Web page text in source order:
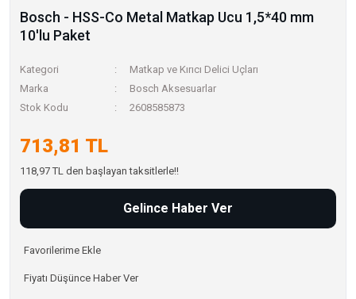
Bosch - HSS-Co Metal Matkap Ucu 1,5*40 mm
10'lu Paket
Kategori
Matkap ve Kırıcı Delici Uçları
Marka
Bosch Aksesuarlar
Stok Kodu
2608585873
713,81 TL
118,97 TL den başlayan taksitlerle!!
Gelince Haber Ver
Fiyatı Düşünce Haber Ver